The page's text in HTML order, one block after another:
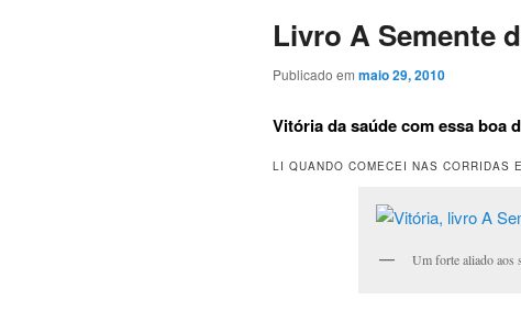
Livro A Semente
Publicado em maio 29, 2010
Vitória da saúde com essa boa
LI QUANDO COMECEI NAS CORRIDAS
Um forte aliado aos